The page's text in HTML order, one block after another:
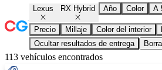
Lexus RX Hybrid Año Color A
Precio Millaje Color del interior
Ocultar resultados de entrega
113 vehículos encontrados